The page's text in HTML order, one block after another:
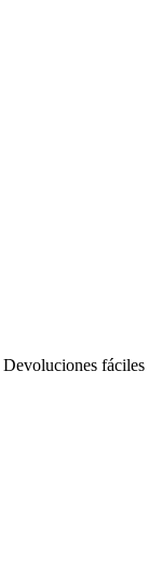
Devoluciones fáciles